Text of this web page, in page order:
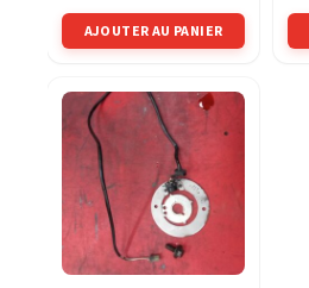
AJOUTER AU PANIER